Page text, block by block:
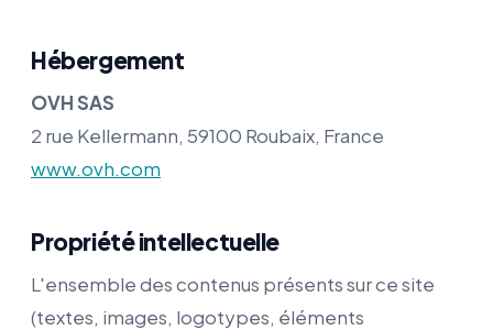
Hébergement
OVH SAS
2 rue Kellermann, 59100 Roubaix, France
www.ovh.com
Propriété intellectuelle
L'ensemble des contenus présents sur ce site
(textes, images, logotypes, éléments